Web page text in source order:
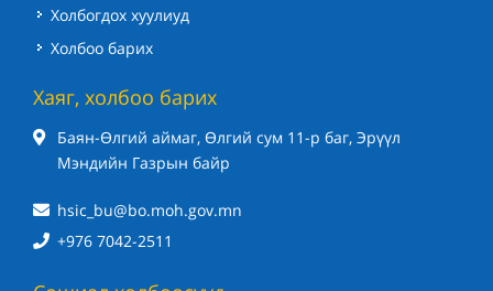
Холбогдох хуулиуд
Холбоо барих
Хаяг, холбоо барих
Баян-Өлгий аймаг, Өлгий сум 11-р баг, Эрүүл
Мэндийн Газрын байр
hsic_bu@bo.moh.gov.mn
+976 7042-2511